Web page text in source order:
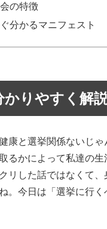
の特徴
分かるマニフェスト
かりやすく解
康と選挙関係ないじ
るかによって私達の
リした話ではなくて
。今日は「選挙に行